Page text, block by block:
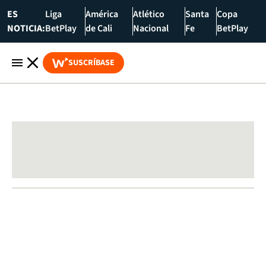
ES
NOTICIA:
Liga
BetPlay
América
de Cali
Atlético
Nacional
Santa
Fe
Copa
BetPlay
SUSCRÍBASE